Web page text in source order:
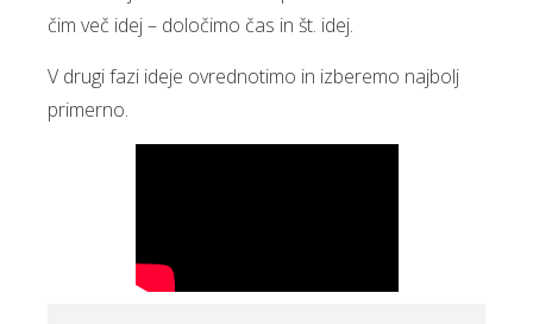
čim več idej – določimo čas in št. idej.
V drugi fazi ideje ovrednotimo in izberemo najbolj
primerno.